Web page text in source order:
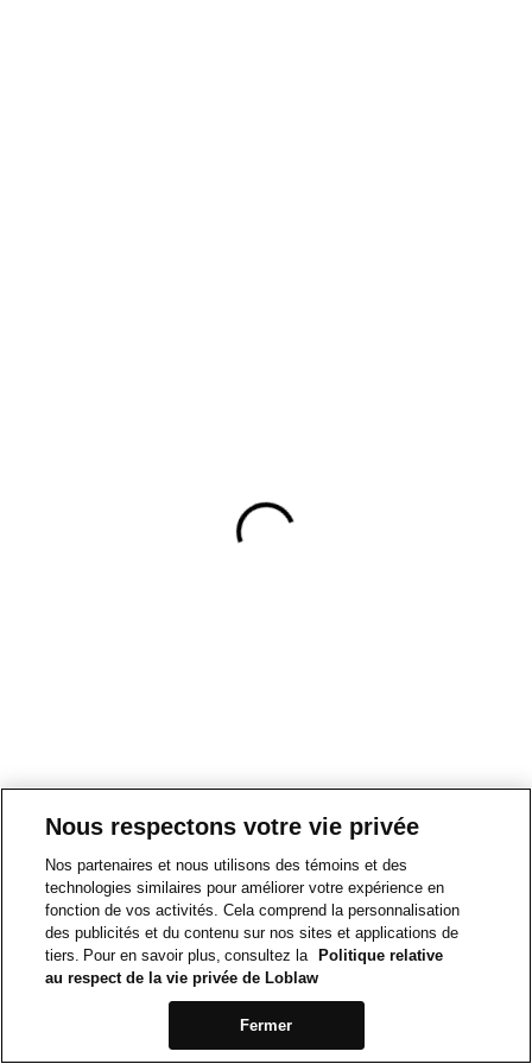
Nous respectons votre vie privée
Nos partenaires et nous utilisons des témoins et des
technologies similaires pour améliorer votre expérience en
fonction de vos activités. Cela comprend la personnalisation
des publicités et du contenu sur nos sites et applications de
tiers. Pour en savoir plus, consultez la
Politique relative
au respect de la vie privée de Loblaw
Fermer